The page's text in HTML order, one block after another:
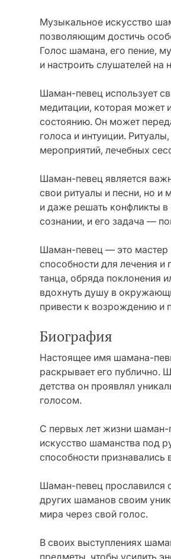
Музыкальное искусство
позволяющим достичь
Голос шамана, его пение,
и настроить слушателей
Шаман-певец использует
медитации, которая может
состоянию. Он может
голоса и интуиции.
мероприятий, лечебных
Шаман-певец является
свои ритуалы и песни, но и
и даже решать конфликты
сознании, и его задача —
Шаман-певец — это мастер
способности для лечения
танца, обряда поклонения
вдохнуть душу в
привести к возрождению и
Биография
Настоящее имя шамана-
раскрывает его публично.
детства он проявлял
голосом.
С первых лет жизни шаман-
искусство шаманства под
способности признавались
Шаман-певец прославился
других шаманов своим
мира через свой голос.
В своих выступлениях
предметы, чтобы усилить